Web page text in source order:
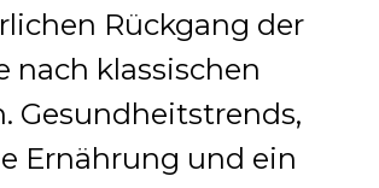
Rückgang der
nach klassischen
Gesundheitstrends,
Ernährung und ein